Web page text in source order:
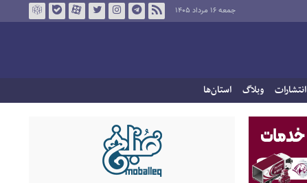
جمعه ۱۶ مرداد ۱۴۰۵
انتشارات وبلاگ استان‌ها